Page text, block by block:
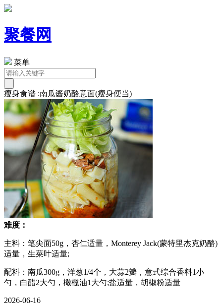
聚餐网
菜单
瘦身食谱 :南瓜酱奶酪意面(瘦身便当)
难度：
主料：笔尖面50g，杏仁适量，Monterey Jack(蒙特里杰克奶酪)
适量，生菜叶适量;
配料：南瓜300g，洋葱1/4个，大蒜2瓣，意式综合香料1小
勺，白醋2大勺，橄榄油1大勺;盐适量，胡椒粉适量
2026-06-16